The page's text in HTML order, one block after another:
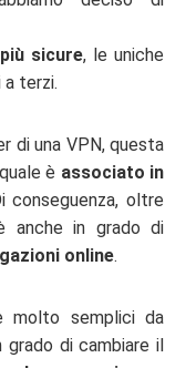
sicure, le uniche
a terzi.
di una VPN, questa
è associato in
conseguenza, oltre
anche in grado di
online.
molto semplici da
di cambiare il